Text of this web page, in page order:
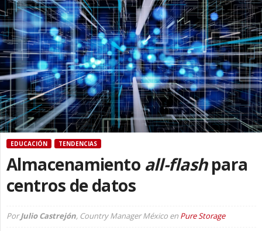
EDUCACIÓN TENDENCIAS
Almacenamiento all-flashpara
centros de datos
PorJulio Castrejón, Country Manager México en Pure Storage